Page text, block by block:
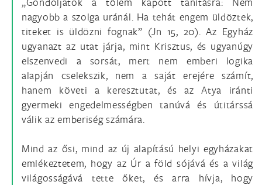
nagyobb a szolga uránál. Ha tehát engem üldöztek,
titeket is üldözni fognak” (Jn 15, 20). Az Egyház
ugyanazt az utat járja, mint Krisztus, és ugyanúgy
elszenvedi a sorsát, mert nem emberi logika
alapján cselekszik, nem a saját erejére számít,
hanem követi a keresztutat, és az Atya iránti
gyermeki engedelmességben tanúvá és útitárssá
válik az emberiség számára.
Mind az ősi, mind az új alapítású helyi egyházakat
emlékeztetem, hogy az Úr a föld sójává és a világ
világosságává tette őket, és arra hívja, hogy